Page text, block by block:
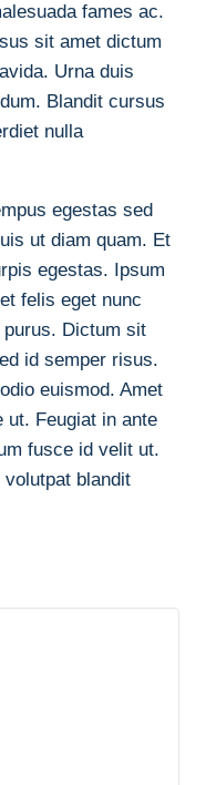
fames ac.
sit amet dictum
Urna duis
Blandit cursus
nulla
egestas sed
ut diam quam. Et
egestas. Ipsum
felis eget nunc
purus. Dictum sit
id semper risus.
euismod. Amet
ut. Feugiat in ante
fusce id velit ut.
volutpat blandit